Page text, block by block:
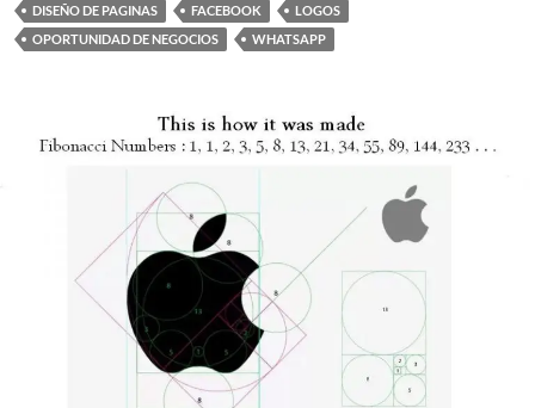
DISEÑO DE PAGINAS
FACEBOOK
LOGOS
OPORTUNIDAD DE NEGOCIOS
WHATSAPP